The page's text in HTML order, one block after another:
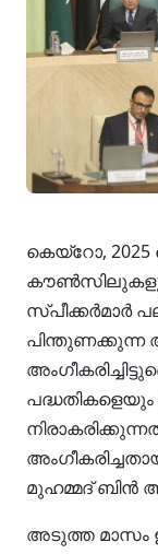
കെയ്‌റോ, 2025
സ്പീക്കർമാർ
പിന്തുണക്കുന്ന
പദ്ധതികളെയും
മുഹമ്മദ് ബിൻ
അടുത്ത മാസം